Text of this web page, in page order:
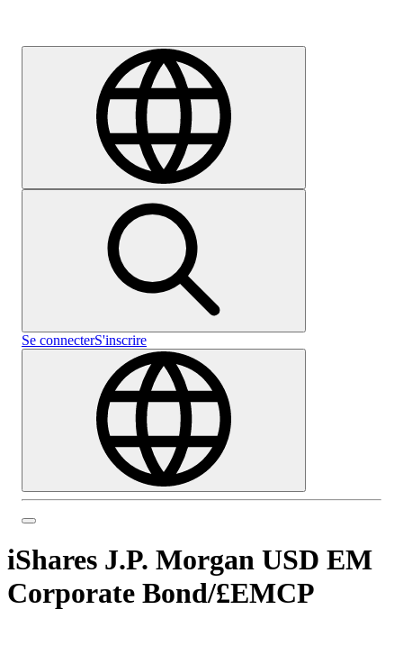
Se connecterS'inscrire
iShares J.P. Morgan USD EM
Corporate Bond/£EMCP